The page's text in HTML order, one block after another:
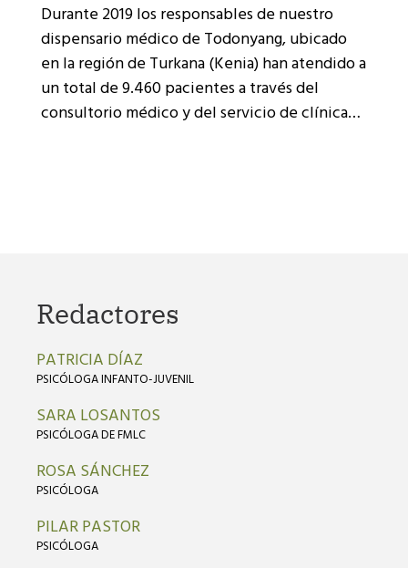
Durante 2019 los responsables de nuestro
dispensario médico de Todonyang, ubicado
en la región de Turkana (Kenia) han atendido a
un total de 9.460 pacientes a través del
consultorio médico y del servicio de clínica…
Redactores
PATRICIA DÍAZ
PSICÓLOGA INFANTO-JUVENIL
SARA LOSANTOS
PSICÓLOGA DE FMLC
ROSA SÁNCHEZ
PSICÓLOGA
PILAR PASTOR
PSICÓLOGA